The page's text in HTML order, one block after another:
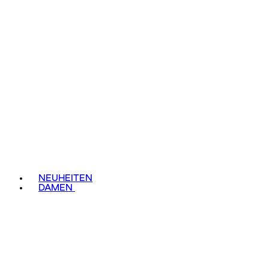
NEUHEITEN
DAMEN